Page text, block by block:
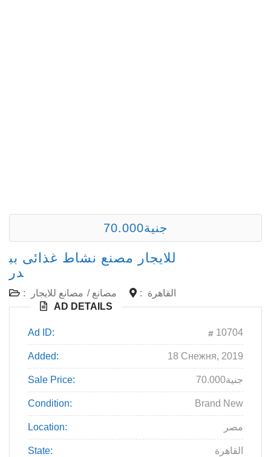
70.000جنية
للايجار مصنع نشاط غذائى بب
در
: مصانع / مصانع للايجار :
القاهرة
AD DETAILS
Ad ID: 10704
Added: 18 Снежня, 2019
Sale Price: 70.000جنية
Condition: Brand New
Location: مصر
State: القاهرة